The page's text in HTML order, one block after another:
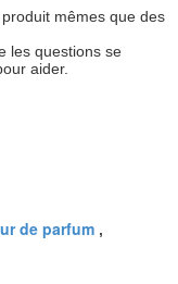
mêmes que des
les questions se
aider.
de parfum ,